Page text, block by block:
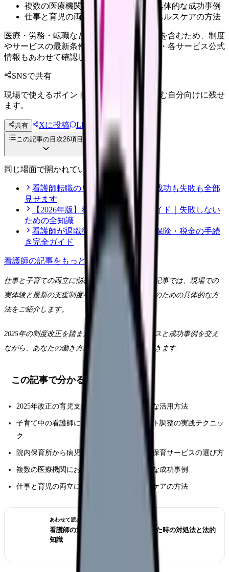
複数の医療機関における両立支援の具体的な成功事例
仕事と育児の両立におけるメンタルヘルスケアの方法
医療・労務・転職など判断に影響する内容を含むため、制度
やサービスの最新条件は公的機関・勤務先・各サービス公式
情報もあわせて確認してください。
SNSで共有
現場で使えるポイントを、同僚やあとで読む自分向けに残せ
ます。
共有 Xに投稿 LINE
投稿文コピー
この記事の目次26項目
同じ場面で開かれている記事
看護師転職のリアル体験談12選｜成功も失敗も全部
見せます
【2026年版】看護師転職の完全ガイド｜失敗しない
ための全知識
看護師が退職後にやるべき年金・保険・税金の手続
き完全ガイド
看護師の記事をもっと見る
仕事と子育ての両立に悩む看護師さんへ。この記事では、現場での
実体験と最新の支援制度を基に、効果的な両立のための具体的な方
法をご紹介します。
2025年の制度改正を踏まえ、実践的なアドバイスと成功事例を交え
ながら、あなたの働き方改革をサポートしていきます
この記事で分かること
2025年改正の育児支援制度の詳細と具体的な活用方法
子育て中の看護師に対応した効果的なシフト調整の実践テクニッ
ク
院内保育所から病児保育まで、看護師向け保育サービスの選び方
複数の医療機関における両立支援の具体的な成功事例
仕事と育児の両立におけるメンタルヘルスケアの方法
あわせて読みたい
看護師の退職交渉術｜引き止められた時の対処法と法的
知識